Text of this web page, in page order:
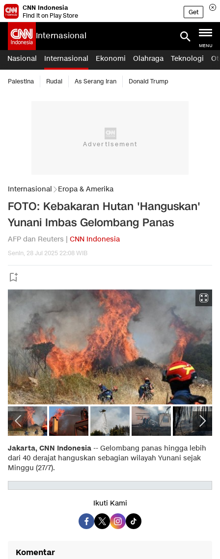
CNN Indonesia
Find it on Play Store
Get
Internasional
MENU
Nasional Internasional Ekonomi Olahraga Teknologi
Palestina Rudal As Serang Iran Donald Trump
Internasional Eropa & Amerika
FOTO: Kebakaran Hutan 'Hanguskan'
Yunani Imbas Gelombang Panas
AFP dan Reuters | CNN Indonesia
Senin, 28 Jul 2025 22:08 WIB
Jakarta, CNN Indonesia -- Gelombang panas hingga lebih
dari 40 derajat hanguskan sebagian wilayah Yunani sejak
Minggu (27/7).
Ikuti Kami
Komentar